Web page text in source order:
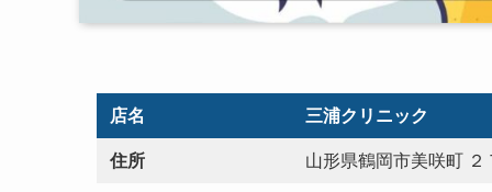
店名 三浦クリニック
住所 山形県鶴岡市美咲町 ２